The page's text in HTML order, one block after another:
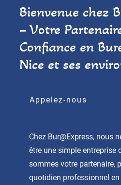
Bienvenue chez
– Votre
Confiance en
Nice et ses
Appelez-nous
Chez Bur@Express, nous
être une simple entreprise
sommes votre partenaire,
quotidien professionnel